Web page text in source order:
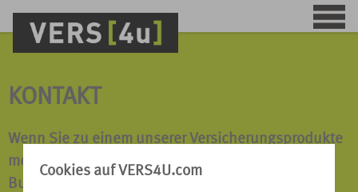
Cookies auf VERS4U.com
KONTAKT
Wenn Sie zu einem unserer Versicherungsprodukte
mehr erfahren möchten oder wir Ihnen bei einer
Buchung behilflich sein dürfen, sprechen Sie uns